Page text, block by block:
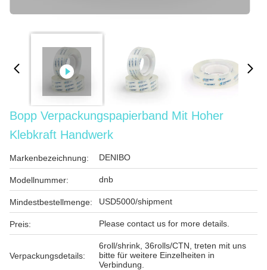
Bopp Verpackungspapierband Mit Hoher
Klebkraft Handwerk
Markenbezeichnung: DENIBO
Modellnummer: dnb
Mindestbestellmenge: USD5000/shipment
Preis: Please contact us for more details.
Verpackungsdetails:
6roll/shrink, 36rolls/CTN, treten mit uns
bitte für weitere Einzelheiten in
Verbindung.